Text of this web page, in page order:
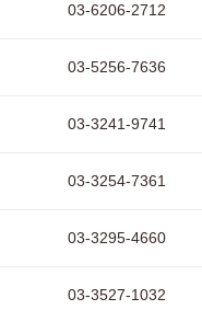
03-6206-2712
03-5256-7636
03-3241-9741
03-3254-7361
03-3295-4660
03-3527-1032